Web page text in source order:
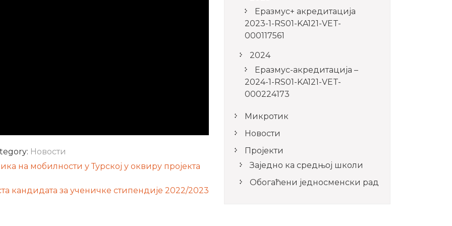
Новости
на мобилности у Турској у оквиру пројекта
кандидата за ученичке стипендије 2022/2023
Еразмус+ акредитација
2023-1-RS01-KA121-VET-
000117561
2024
Еразмус-акредитација –
2024-1-RS01-KA121-VET-
000224173
Микротик
Новости
Пројекти
Заједно ка средњој школи
Обогаћени једносменски рад